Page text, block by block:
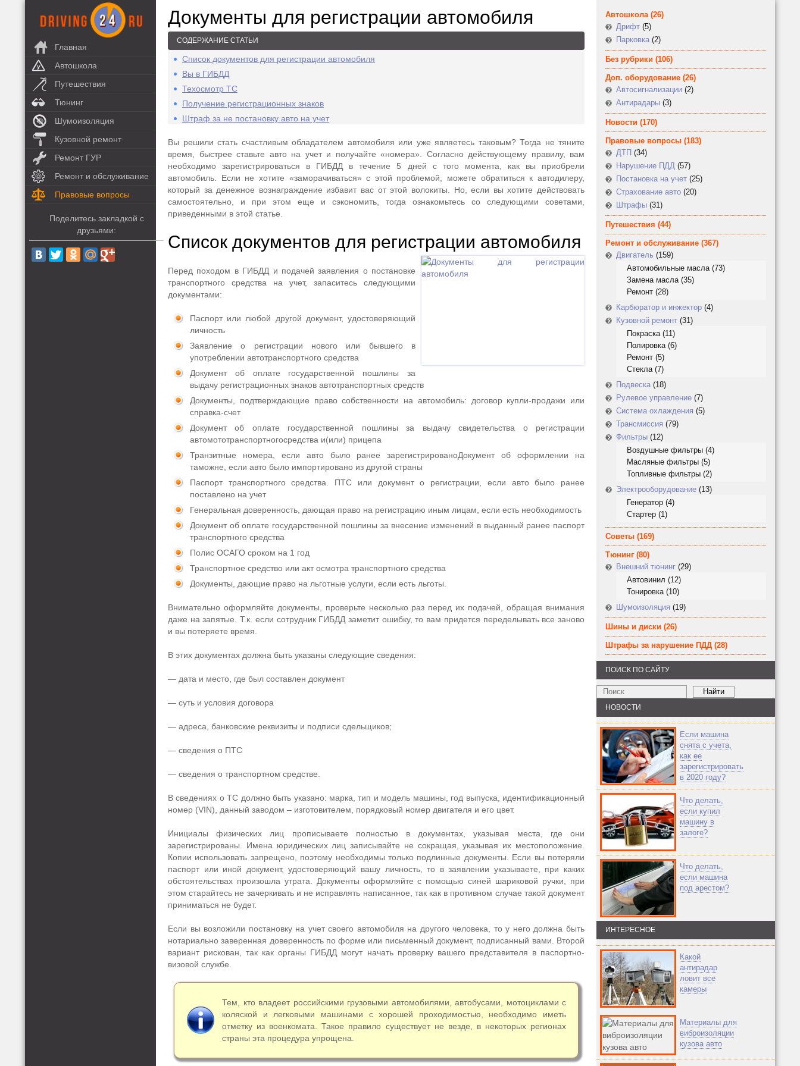
Главная
Автошкола
Путешествия
Тюнинг
Шумоизоляция
Кузовной ремонт
Ремонт ГУР
Ремонт и обслуживание
Правовые вопросы
Поделитесь закладкой с
друзьями:
Документы для регистрации автомобиля
СОДЕРЖАНИЕ СТАТЬИ
Список документов для регистрации автомобиля
Вы в ГИБДД
Техосмотр ТС
Получение регистрационных знаков
Штраф за не постановку авто на учет
Вы решили стать счастливым обладателем автомобиля или уже являетесь таковым? Тогда не тяните
время, быстрее ставьте авто на учет и получайте «номера». Согласно действующему правилу, вам
необходимо зарегистрироваться в ГИБДД в течение 5 дней с того момента, как вы приобрели
автомобиль. Если не хотите «заморачиваться» с этой проблемой, можете обратиться к автодилеру,
который за денежное вознаграждение избавит вас от этой волокиты. Но, если вы хотите действовать
самостоятельно, и при этом еще и сэкономить, тогда ознакомьтесь со следующими советами,
приведенными в этой статье.
Список документов для регистрации автомобиля
Перед походом в ГИБДД и подачей заявления о постановке
транспортного средства на учет, запаситесь следующими
документами:
Паспорт или любой другой документ, удостоверяющий
личность
Заявление о регистрации нового или бывшего в
употреблении автотранспортного средства
Документ об оплате государственной пошлины за
выдачу регистрационных знаков автотранспортных средств
Документы, подтверждающие право собственности на автомобиль: договор купли-продажи или
справка-счет
Документ об оплате государственной пошлины за выдачу свидетельства о регистрации
автомототранспортногосредства и(или) прицепа
Транзитные номера, если авто было ранее зарегистрированоДокумент об оформлении на
таможне, если авто было импортировано из другой страны
Паспорт транспортного средства. ПТС или документ о регистрации, если авто было ранее
поставлено на учет
Генеральная доверенность, дающая право на регистрацию иным лицам, если есть необходимость
Документ об оплате государственной пошлины за внесение изменений в выданный ранее паспорт
транспортного средства
Полис ОСАГО сроком на 1 год
Транспортное средство или акт осмотра транспортного средства
Документы, дающие право на льготные услуги, если есть льготы.
Внимательно оформляйте документы, проверьте несколько раз перед их подачей, обращая внимания
даже на запятые. Т.к. если сотрудник ГИБДД заметит ошибку, то вам придется переделывать все заново
и вы потеряете время.
В этих документах должна быть указаны следующие сведения:
— дата и место, где был составлен документ
— суть и условия договора
— адреса, банковские реквизиты и подписи сдельщиков;
— сведения о ПТС
— сведения о транспортном средстве.
В сведениях о ТС должно быть указано: марка, тип и модель машины, год выпуска, идентификационный
номер (VIN), данный заводом – изготовителем, порядковый номер двигателя и его цвет.
Инициалы физических лиц прописываете полностью в документах, указывая места, где они
зарегистрированы. Имена юридических лиц записывайте не сокращая, указывая их местоположение.
Копии использовать запрещено, поэтому необходимы только подлинные документы. Если вы потеряли
паспорт или иной документ, удостоверяющий вашу личность, то в заявлении указываете, при каких
обстоятельствах произошла утрата. Документы оформляйте с помощью синей шариковой ручки, при
этом старайтесь не зачеркивать и не исправлять написанное, так как в противном случае такой документ
приниматься не будет.
Если вы возложили постановку на учет своего автомобиля на другого человека, то у него должна быть
нотариально заверенная доверенность по форме или письменный документ, подписанный вами. Второй
вариант рискован, так как органы ГИБДД могут начать проверку вашего представителя в паспортно-
визовой службе.
Тем, кто владеет российскими грузовыми автомобилями, автобусами, мотоциклами с
коляской и легковыми машинами с хорошей проходимостью, необходимо иметь
отметку из военкомата. Такое правило существует не везде, в некоторых регионах
страны эта процедура упрощена.
Автошкола(26)
Дрифт (5)
Парковка (2)
Без рубрики (106)
Доп. оборудование (26)
Автосигнализации (2)
Антирадары (3)
Новости (170)
Правовые вопросы (183)
ДТП (34)
Нарушение ПДД (57)
Постановка на учет (25)
Страхование авто (20)
Штрафы (31)
Путешествия (44)
Ремонт и обслуживание (367)
Двигатель (159)
Автомобильные масла(73)
Замена масла(35)
Ремонт (28)
Карбюратор и инжектор (4)
Кузовной ремонт (31)
Покраска(11)
Полировка(6)
Ремонт (5)
Стекла(7)
Подвеска (18)
Рулевое управление (7)
Система охлаждения (5)
Трансмиссия (79)
Фильтры (12)
Воздушные фильтры (4)
Масляные фильтры (5)
Топливные фильтры (2)
Электрооборудование (13)
Генератор (4)
Стартер (1)
Советы (169)
Тюнинг (80)
Внешний тюнинг (29)
Автовинил (12)
Тонировка(10)
Шумоизоляция (19)
Шины и диски (26)
Штрафы за нарушение ПДД (28)
ПОИСК ПО САЙТУ
НОВОСТИ
Если машина
снята с учета,
как ее
зарегистрировать
в 2020 году?
Что делать,
если купил
машину в
залоге?
Что делать,
если машина
под арестом?
ИНТЕРЕСНОЕ
Какой
антирадар
ловит все
камеры
Материалы для
виброизоляции
кузова авто